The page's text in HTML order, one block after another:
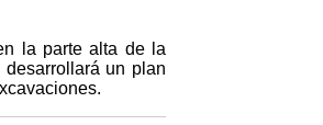
la parte alta de la
un plan